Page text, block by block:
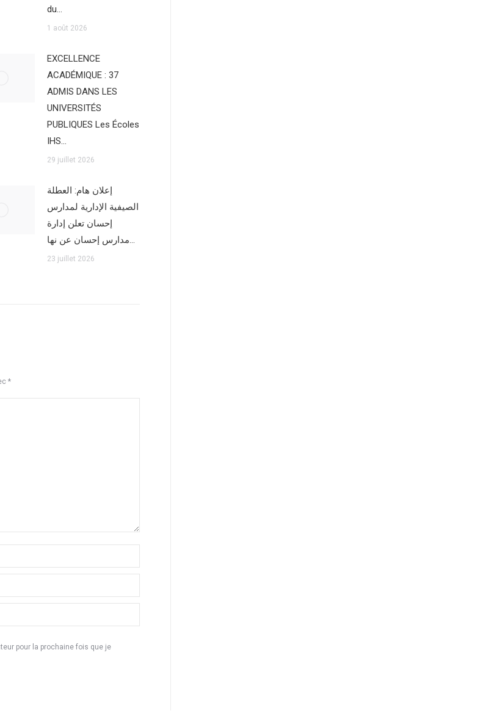
du…
1 août 2026
EXCELLENCE
ACADÉMIQUE : 37
ADMIS DANS LES
UNIVERSITÉS
PUBLIQUES Les Écoles
IHS…
29 juillet 2026
إعلان هام: العطلة
الصيفية الإدارية لمدارس
إحسان تعلن إدارة
مدارس إحسان عن نها…
23 juillet 2026
*
pour la prochaine fois que je